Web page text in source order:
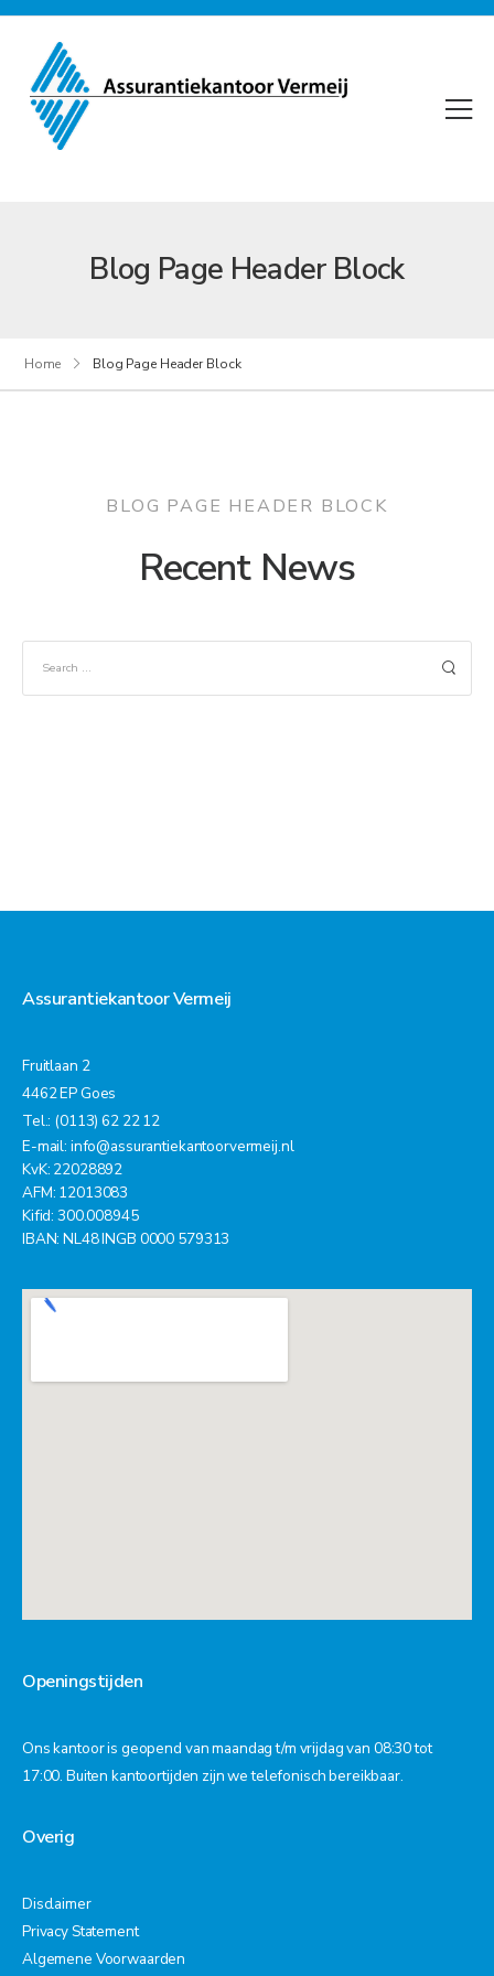
Blog Page Header Block
Home Blog Page Header Block
BLOG PAGE HEADER BLOCK
Recent News
Assurantiekantoor Vermeij
Fruitlaan 2
4462 EP Goes
Tel.: (0113) 62 22 12
E-mail: info@assurantiekantoorvermeij.nl
KvK: 22028892
AFM: 12013083
Kifid: 300.008945
IBAN: NL48 INGB 0000 579313
Openingstijden
Ons kantoor is geopend van maandag t/m vrijdag van 08:30 tot
17:00. Buiten kantoortijden zijn we telefonisch bereikbaar.
Overig
Disclaimer
Privacy Statement
Algemene Voorwaarden